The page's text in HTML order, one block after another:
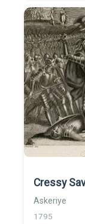
Cressy
Askeriye
1795